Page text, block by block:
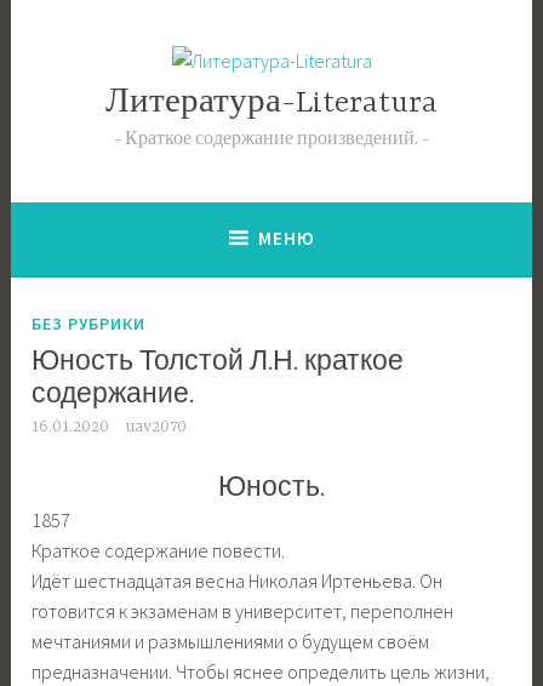
Литература-Literatura
Краткое содержание произведений.
МЕНЮ
БЕЗ РУБРИКИ
Юность Толстой Л.Н. краткое
содержание.
16.01.2020 uav2070
Юность.
1857
Краткое содержание повести.
Идёт шестнадцатая весна Николая Иртеньева. Он
готовится к экзаменам в университет, переполнен
мечтаниями и размышлениями о будущем своём
предназначении. Чтобы яснее определить цель жизни,